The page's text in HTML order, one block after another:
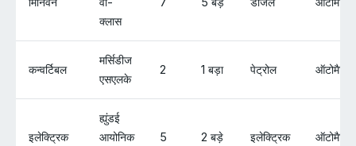
क्लास
कन्वर्टिबल
मर्सिडीज
एसएलके
2 1 बड़ा पेट्रोल ऑटोमैटिक
इलेक्ट्रिक
ह्युंडई
आयोनिक
5 2 बड़े इलेक्ट्रिक ऑटोमैटिक